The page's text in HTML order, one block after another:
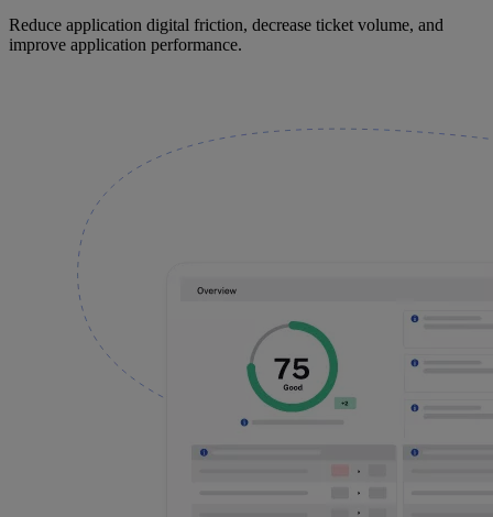
Reduce application digital friction, decrease ticket volume, and
improve application performance.